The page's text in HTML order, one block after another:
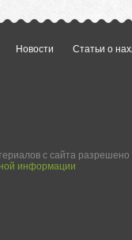
Новости Статьи о
с сайта разрешено
информации